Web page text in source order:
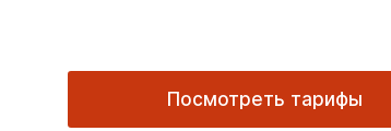
Посмотреть тарифы